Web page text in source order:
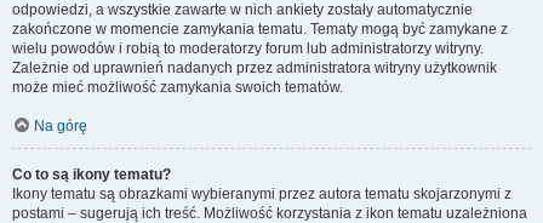
odpowiedzi, a wszystkie zawarte w nich ankiety zostały automatycznie
zakończone w momencie zamykania tematu. Tematy mogą być zamykane z
wielu powodów i robią to moderatorzy forum lub administratorzy witryny.
Zależnie od uprawnień nadanych przez administratora witryny użytkownik
może mieć możliwość zamykania swoich tematów.
Na górę
Co to są ikony tematu?
Ikony tematu są obrazkami wybieranymi przez autora tematu skojarzonymi z
postami – sugerują ich treść. Możliwość korzystania z ikon tematu uzależniona